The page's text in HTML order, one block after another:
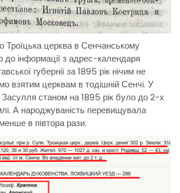
Троїцька церква в Сенчанському
до інформації з адрес-календаря
губернії за 1895 рік нічим не
взятим церквам в тодішній Сенчі. У
Засулля станом на 1895 рік було до 2-х
А народжуваність перевищувала
в півтора рази.